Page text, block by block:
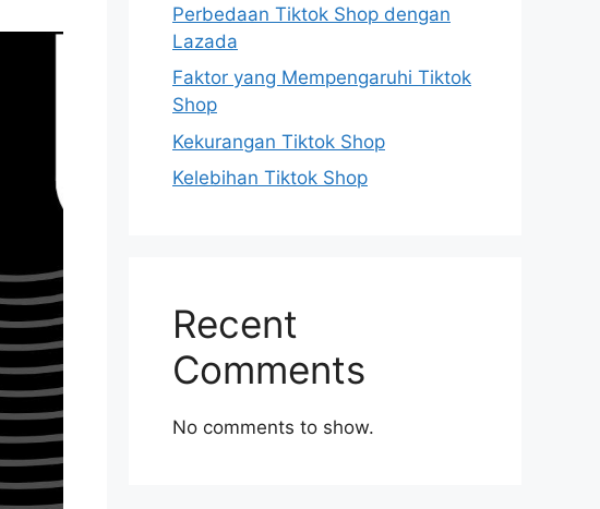
Perbedaan Tiktok Shop dengan
Lazada
Faktor yang Mempengaruhi Tiktok
Shop
Kekurangan Tiktok Shop
Kelebihan Tiktok Shop
Recent
Comments
No comments to show.